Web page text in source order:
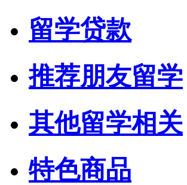
留学贷款
推荐朋友留学
其他留学相关
特色商品